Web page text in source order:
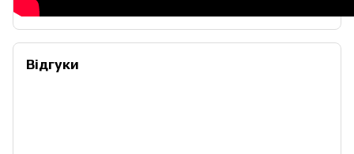
Відгуки